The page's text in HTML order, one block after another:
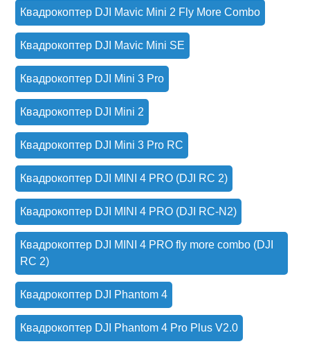
Квадрокоптер DJI Mavic Mini 2 Fly More Combo
Квадрокоптер DJI Mavic Mini SE
Квадрокоптер DJI Mini 3 Pro
Квадрокоптер DJI Mini 2
Квадрокоптер DJI Mini 3 Pro RC
Квадрокоптер DJI MINI 4 PRO (DJI RC 2)
Квадрокоптер DJI MINI 4 PRO (DJI RC-N2)
Квадрокоптер DJI MINI 4 PRO fly more combo (DJI
RC 2)
Квадрокоптер DJI Phantom 4
Квадрокоптер DJI Phantom 4 Pro Plus V2.0